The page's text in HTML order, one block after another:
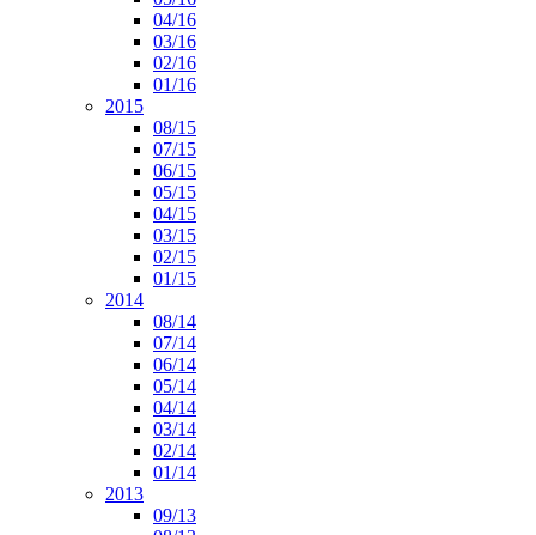
04/16
03/16
02/16
01/16
2015
08/15
07/15
06/15
05/15
04/15
03/15
02/15
01/15
2014
08/14
07/14
06/14
05/14
04/14
03/14
02/14
01/14
2013
09/13